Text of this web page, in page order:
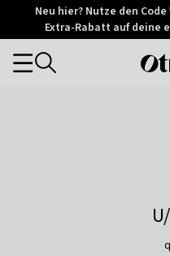
Otrium
Trustpilot
Neu hier? Nutze den Code
Extra-Rabatt auf deine
Categories